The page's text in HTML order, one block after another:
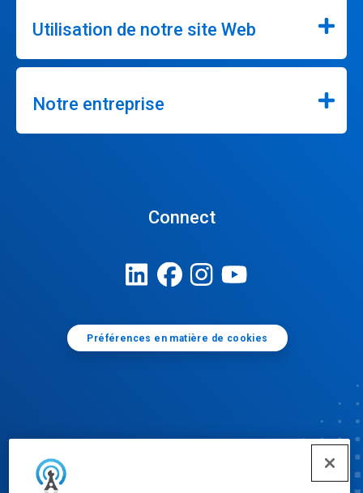
Utilisation de notre site Web
Notre entreprise
Connect
Préférences en matière de cookies